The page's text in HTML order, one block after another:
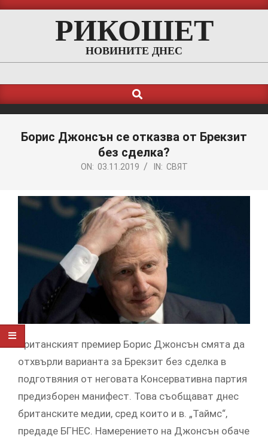
Skip
РИКОШЕТ
НОВИНИТЕ ДНЕС
Navigation
Search
Борис Джонсън се отказва от Брекзит
без сделка?
ON: 03.11.2019 IN: СВЯТ
Британският премиер Борис Джонсън смята да
отхвърли варианта за Брекзит без сделка в
подготвяния от неговата Консервативна партия
предизборен манифест. Това съобщават днес
британските медии, сред които и в. „Таймс“,
предаде БГНЕС. Намерението на Джонсън обаче